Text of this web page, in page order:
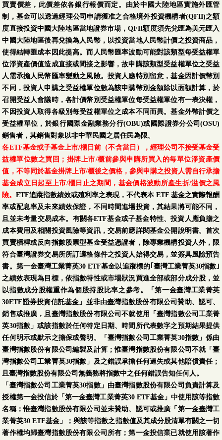
買賣價差，此價差依各銀行報價而定。由於中國大陸地區實施外匯管
制，基金可以透過經理公司申請獲准之合格境外投資機構者(QFII)之額
度直接投資中國大陸地區當地證券市場，QFII額度須先兌匯為美元匯入
中國大陸地區後再兌換為人民幣，以投資當地人民幣計價之投資商品，
使得結轉匯成本因此提高。而人民幣匯率波動可能對該類型每受益權單
位淨資產價值造成直接或間接之影響，故申購該類型受益權單位之受益
人需承擔人民幣匯率變動之風險。投資人應特別留意，基金因計價幣別
不同，投資人申購之受益權單位數為該申購幣別金額除以面額計算，於
召開受益人會議時，各計價幣別受益權單位每受益權單位有一表決權，
不因投資人取得各級別每受益權單位之成本不同而異。基金外幣計價之
受益權單位，於銀行國際金融業務分行(OBU)或國際證券分公司(OSU)
銷售者，其銷售對象以非中華民國之居住民為限。
各ETF基金或子基金上市/櫃日前（不含當日），經理公司不接受基金受
益權單位數之買回；掛牌上市/櫃前參與申購所買入的每單位淨資產價
值，不等同於基金掛牌上市/櫃後之價格，參與申購之投資人需自行承擔
基金成立日起至上市/櫃日止之期間，基金價格波動所產生折/溢價之風
險。ETF追蹤指數績效或殖利率之表現，不代表本 ETF 基金之實際報酬
率或配息率及未來績效保證，不同時間進場投資，其結果將可能不同，
且並未考量交易成本。有關各ETF基金或子基金特性、投資人應負擔之
成本費用及相關投資風險等資訊，交易前應詳閱基金公開說明書。首次
買賣槓桿或反向指數股票型基金受益憑證者，除專業機構投資人外，限
符合臺灣證券交易所所訂適格條件之投資人始得交易，並簽具風險預告
書。第一金臺灣工業菁英30 ETF基金以追蹤標的｢臺灣工業菁英30指數｣
之績效表現為目標，依指數特性或市場狀況買進全部或部分成分股，並
以指數成分股權重作為個股持股比率之參考。「第一金臺灣工業菁英
30ETF證券投資信託基金」並非由臺灣指數股份有限公司贊助、認可、
銷售或推廣，且臺灣指數股份有限公司不就使用「臺灣指數公司工業菁
英30指數」或該指數於任何特定日期、時間所代表數字之預期結果提供
任何明示或默示之擔保或聲明。「臺灣指數公司工業菁英30指數」係由
臺灣指數股份有限公司編製及計算；惟臺灣指數股份有限公司不就「臺
灣指數公司工業菁英30指數」及之錯誤承擔任何過失或其他賠償責任；
且臺灣指數股份有限公司無義務將指數中之任何錯誤告知任何人。
「臺灣指數公司工業菁英30指數」由臺灣指數股份有限公司負責計算及
授權第一金投信於「第一金臺灣工業菁英30 ETF基金」中使用該等指數
名稱；惟臺灣指數股份有限公司並未贊助、認可或推廣「第一金臺灣工
業菁英30 ETF基金」；與該等指數之指數值及其成分股清單有關之一切
著作權均歸臺灣指數股份有限公司所有；第一金投信業已就使用該著作